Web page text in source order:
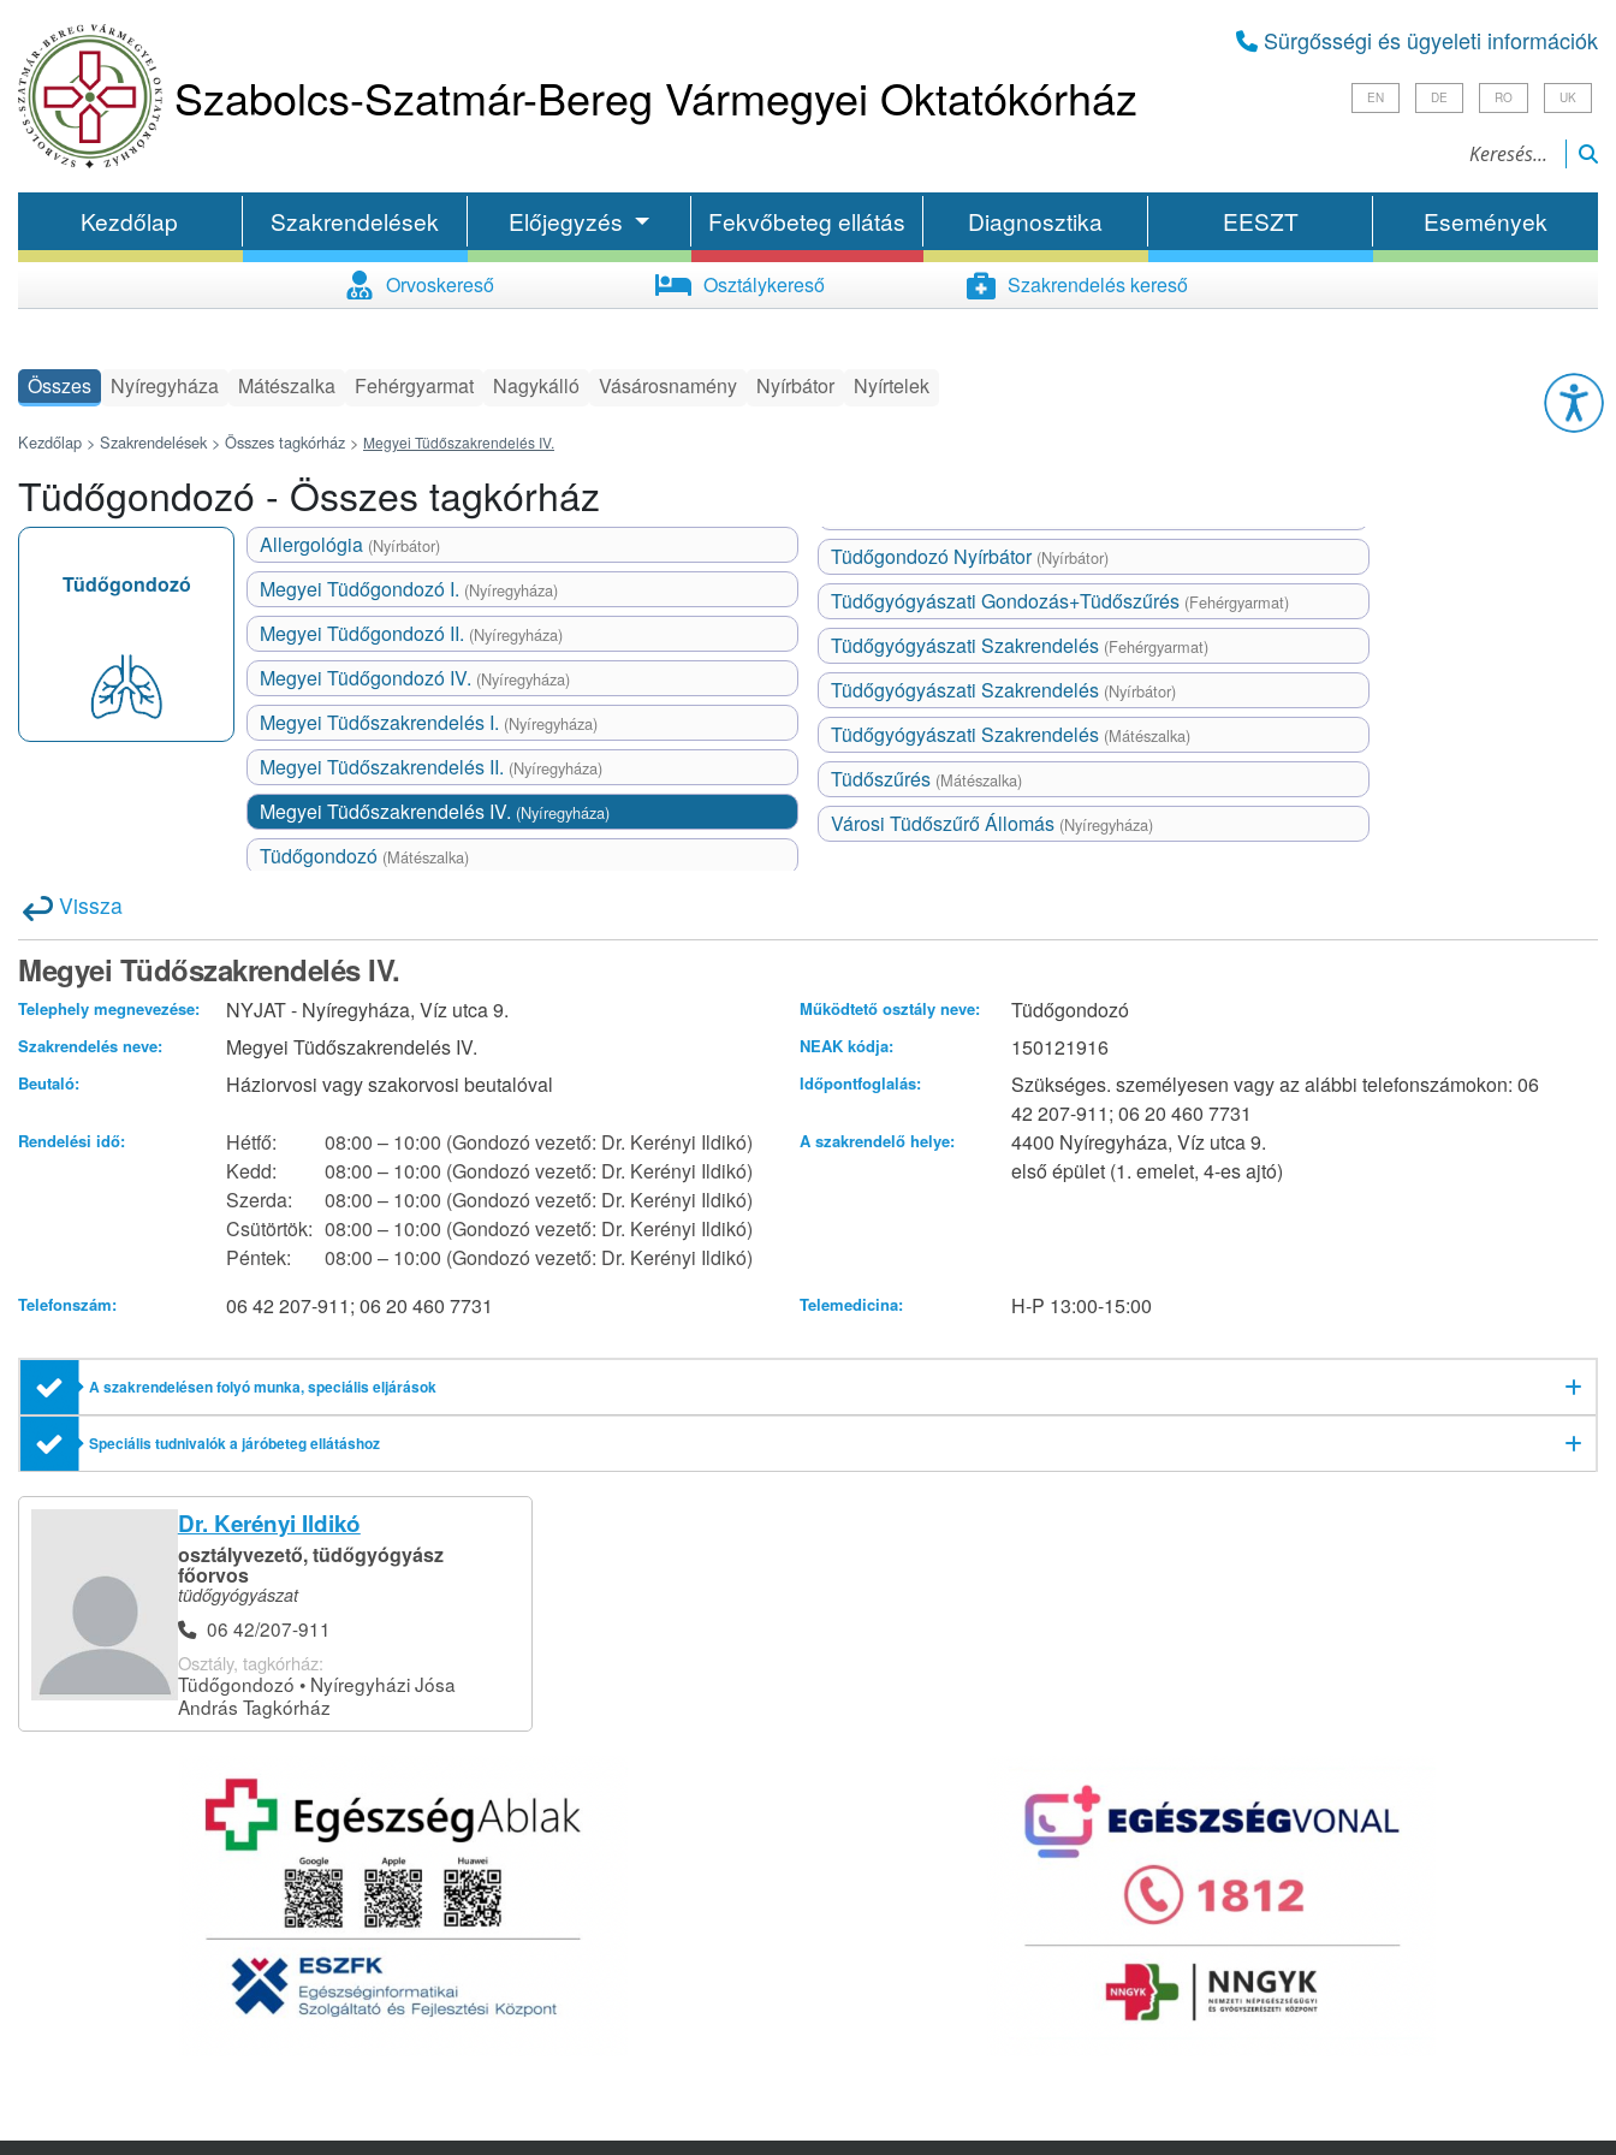
Szabolcs-Szatmár-Bereg Vármegyei Oktatókórház
Sürgősségi és ügyeleti információk
EN DE RO UK
Kezdőlap Szakrendelések Előjegyzés Fekvőbeteg ellátás Diagnosztika EESZT Események
Orvoskereső Osztálykereső Szakrendelés kereső
Összes Nyíregyháza Mátészalka Fehérgyarmat Nagykálló Vásárosnamény Nyírbátor Nyírtelek
Kezdőlap > Szakrendelések > Összes tagkórház > Megyei Tüdőszakrendelés IV.
Tüdőgondozó - Összes tagkórház
Tüdőgondozó
Allergológia (Nyírbátor)
Megyei Tüdőgondozó I. (Nyíregyháza)
Megyei Tüdőgondozó II. (Nyíregyháza)
Megyei Tüdőgondozó IV. (Nyíregyháza)
Megyei Tüdőszakrendelés I. (Nyíregyháza)
Megyei Tüdőszakrendelés II. (Nyíregyháza)
Megyei Tüdőszakrendelés IV. (Nyíregyháza)
Tüdőgondozó (Mátészalka)
Tüdőgondozó Nyírbátor (Nyírbátor)
Tüdőgyógyászati Gondozás+Tüdőszűrés (Fehérgyarmat)
Tüdőgyógyászati Szakrendelés (Fehérgyarmat)
Tüdőgyógyászati Szakrendelés (Nyírbátor)
Tüdőgyógyászati Szakrendelés (Mátészalka)
Tüdőszűrés (Mátészalka)
Városi Tüdőszűrő Állomás (Nyíregyháza)
Vissza
Megyei Tüdőszakrendelés IV.
Telephely megnevezése: NYJAT - Nyíregyháza, Víz utca 9. Működtető osztály neve: Tüdőgondozó
Szakrendelés neve: Megyei Tüdőszakrendelés IV. NEAK kódja: 150121916
Beutaló: Háziorvosi vagy szakorvosi beutalóval Időpontfoglalás:
Szükséges. személyesen vagy az alábbi telefonszámokon: 06
42 207-911; 06 20 460 7731
Rendelési idő: Hétfő:
08:00 – 10:00 (Gondozó vezető: Dr. Kerényi Ildikó)
Kedd:
08:00 – 10:00 (Gondozó vezető: Dr. Kerényi Ildikó)
Szerda:
08:00 – 10:00 (Gondozó vezető: Dr. Kerényi Ildikó)
Csütörtök: 08:00 – 10:00 (Gondozó vezető: Dr. Kerényi Ildikó)
Péntek:
08:00 – 10:00 (Gondozó vezető: Dr. Kerényi Ildikó)
A szakrendelő helye:
4400 Nyíregyháza, Víz utca 9.
első épület (1. emelet, 4-es ajtó)
Telefonszám: 06 42 207-911; 06 20 460 7731 Telemedicina: H-P 13:00-15:00
A szakrendelésen folyó munka, speciális eljárások
Speciális tudnivalók a járóbeteg ellátáshoz
Dr. Kerényi Ildikó
osztályvezető, tüdőgyógyász
főorvos
tüdőgyógyászat
06 42/207-911
Osztály, tagkórház:
Tüdőgondozó • Nyíregyházi Jósa
András Tagkórház